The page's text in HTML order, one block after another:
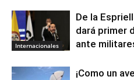
Internacionales
De la
dará primer
ante
¡Como un